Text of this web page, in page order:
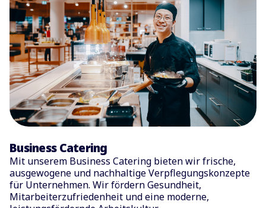
Business Catering
Mit unserem Business Catering bieten wir frische,
ausgewogene und nachhaltige Verpflegungskonzepte
für Unternehmen. Wir fördern Gesundheit,
Mitarbeiterzufriedenheit und eine moderne,